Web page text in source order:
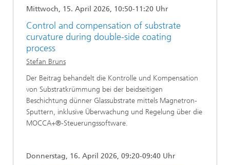
Mittwoch, 15. April 2026, 10:50-11:20 Uhr
Control and compensation of substrate
curvature during double-side coating
process
Stefan Bruns
Der Beitrag behandelt die Kontrolle und Kompensation
von Substratkrümmung bei der beidseitigen
Beschichtung dünner Glassubstrate mittels Magnetron-
Sputtern, inklusive Überwachung und Regelung über die
MOCCA+®-Steuerungssoftware.
Donnerstag, 16. April 2026, 09:20-09:40 Uhr